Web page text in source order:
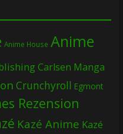
Anime House Anime
Carlsen Manga
Crunchyroll Egmont
Rezension
Kazé Anime Kazé